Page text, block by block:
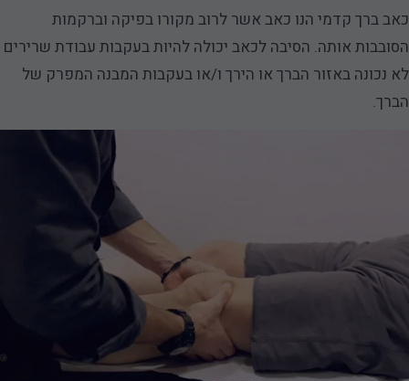
כאב ברך קדמי הנו כאב אשר לרוב מקורו בפיקה וברקמות
הסובבות אותה. הסיבה לכאב יכולה להיות בעקבות עבודת שרירים
לא נכונה באזור הברך או הירך ו/או בעקבות המבנה המפרק של
הברך.